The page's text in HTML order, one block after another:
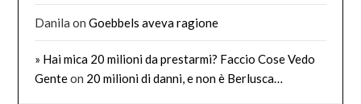
Danila onGoebbels aveva ragione
» Hai mica 20 milioni da prestarmi? Faccio Cose Vedo
Genteon 20 milioni di danni, e non è Berlusca…